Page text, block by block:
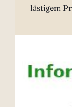
lästigem